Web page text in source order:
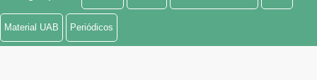
Ministério de Minas e Energia
Material UAB Periódicos